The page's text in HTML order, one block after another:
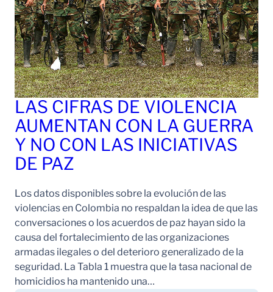
LAS CIFRAS DE VIOLENCIA
AUMENTAN CON LA GUERRA
Y NO CON LAS INICIATIVAS
DE PAZ
Los datos disponibles sobre la evolución de las
violencias en Colombia no respaldan la idea de que las
conversaciones o los acuerdos de paz hayan sido la
causa del fortalecimiento de las organizaciones
armadas ilegales o del deterioro generalizado de la
seguridad. La Tabla 1 muestra que la tasa nacional de
homicidios ha mantenido una…